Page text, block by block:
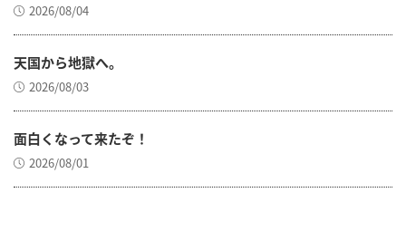
2026/08/04
天国から地獄へ。
2026/08/03
面白くなって来たぞ！
2026/08/01